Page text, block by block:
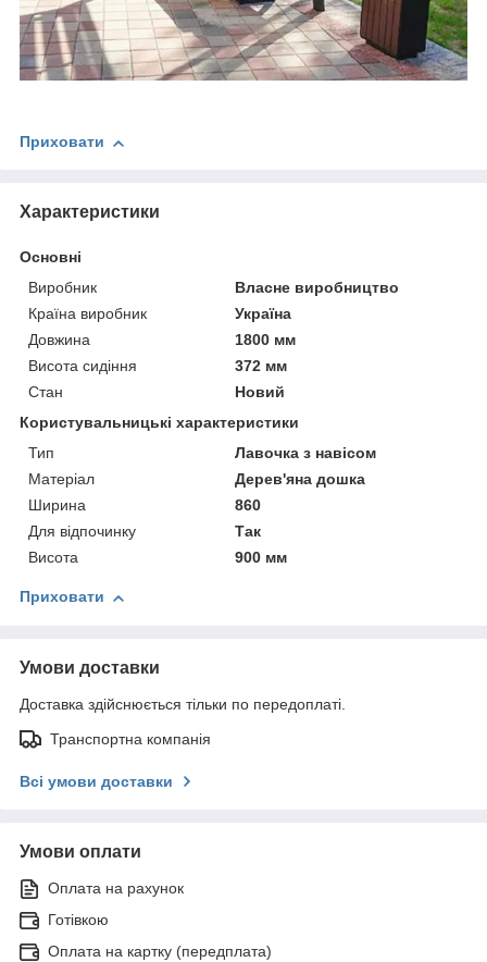
Приховати
Характеристики
Основні
Виробник
Власне виробництво
Країна виробник
Україна
Довжина
1800 мм
Висота сидіння
372 мм
Стан
Новий
Користувальницькі характеристики
Тип
Лавочка з навісом
Матеріал
Дерев'яна дошка
Ширина
860
Для відпочинку
Так
Висота
900 мм
Приховати
Умови доставки
Доставка здійснюється тільки по передоплаті.
Транспортна компанія
Всі умови доставки
Умови оплати
Оплата на рахунок
Готівкою
Оплата на картку (передплата)